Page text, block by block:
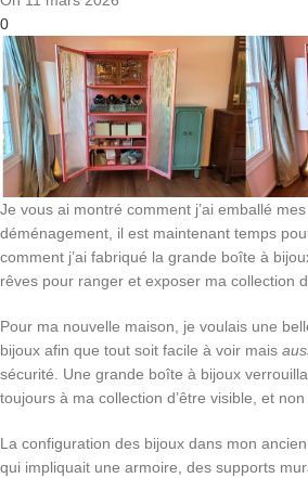
0
Je vous ai montré comment j’ai emballé
déménagement, il est maintenant temps
comment j’ai fabriqué la grande boîte à
rêves pour ranger et exposer ma collection
Pour ma nouvelle maison, je voulais une
bijoux afin que tout soit facile à voir mais
sécurité. Une grande boîte à bijoux
toujours à ma collection d’être visible, et
La configuration des bijoux dans mon
qui impliquait une armoire, des supports